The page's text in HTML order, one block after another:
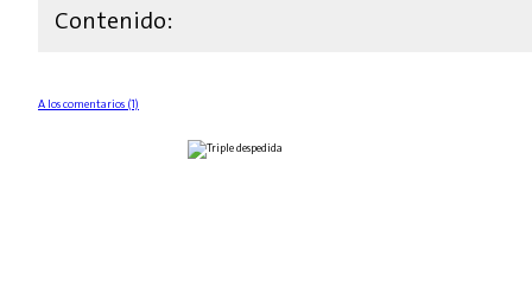
Contenido:
A los comentarios (1)